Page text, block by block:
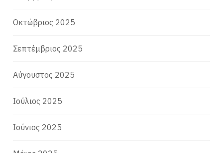
Οκτώβριος 2025
Σεπτέμβριος 2025
Αύγουστος 2025
Ιούλιος 2025
Ιούνιος 2025